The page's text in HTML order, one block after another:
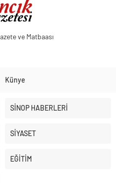
ve Matbaası
Künye
SİNOP HABERLERİ
SİYASET
EĞİTİM